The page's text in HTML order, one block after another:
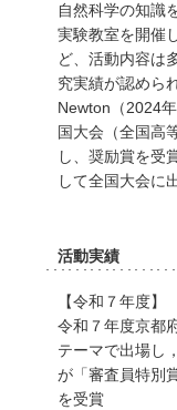
自然科学の知識
実験教室を開催
ど、活動内容は
究実績が認めら
Newton（2024
国大会（全国高
し、奨励賞を受
して全国大会に
活動実績
【令和７年度】
令和７年度京都
テーマで出場し
が「審査員特別
を受賞